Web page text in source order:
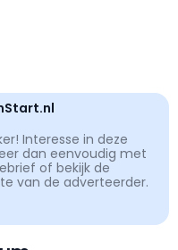
Interesse in deze
dan eenvoudig met
of bekijk de
van de adverteerder.